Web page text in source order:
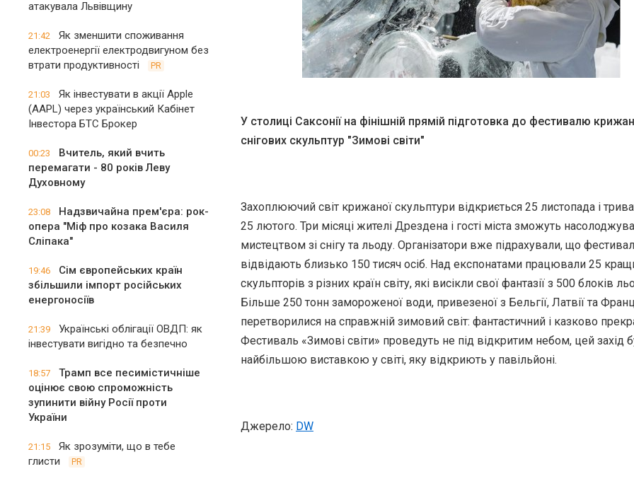
атакувала Львівщину
21:42
Як зменшити споживання
електроенергії електродвигуном без
втрати продуктивності
PR
21:03
Як інвестувати в акції Apple
(AAPL) через український Кабінет
Інвестора БТС Брокер
00:23
Вчитель, який вчить
перемагати - 80 років Леву
Духовному
23:08
Надзвичайна прем'єра: рок-
опера "Міф про козака Василя
Сліпака"
19:46
Сім європейських країн
збільшили імпорт російських
енергоносіїв
21:39
Українські облігації ОВДП: як
інвестувати вигідно та безпечно
18:57
Трамп все песимістичніше
оцінює свою спроможність
зупинити війну Росії проти
України
21:15
Як зрозуміти, що в тебе
глисти
PR
У столиці Саксонії на фінішній прямій підготовка до фестивалю
снігових скульптур "Зимові світи"
Захоплюючий світ крижаної скульптури відкриється 25 листопада і
25 лютого. Три місяці жителі Дрездена і гості міста зможуть
мистецтвом зі снігу та льоду. Організатори вже підрахували, що
відвідають близько 150 тисяч осіб. Над експонатами працювали 25
скульпторів з різних країн світу, які висікли свої фантазії з 500 блоків
Більше 250 тонн замороженої води, привезеної з Бельгії, Латвії та
перетворилися на справжній зимовий світ: фантастичний і казково
Фестиваль «Зимові світи» проведуть не під відкритим небом, цей захід
найбільшою виставкою у світі, яку відкриють у павільйоні.
Джерело: DW